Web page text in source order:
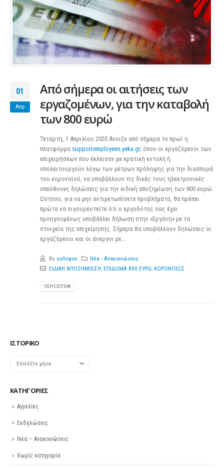
01
Απρ
Από σήμερα οι αιτήσεις των
εργαζομένων, για την καταβολή
των 800 ευρώ
Τετάρτη, 1 Απριλίου 2020 Άνοιξε από σήμερα το πρωί η
πλατφόρμα supportemployees.yeka.gr, όπου οι εργαζόμενοι των
επιχειρήσεων που έκλεισαν με κρατική εντολή ή
υπολειτουργούν λόγω των μέτρων πρόληψης για την διασπορά
του κορονοϊού, να υποβάλλουν τις δικές τους ηλεκτρονικές
υπεύθυνες δηλώσεις για την ειδική αποζημίωση των 800 ευρώ.
Ωστόσο, για να μην αντιμετωπίσετε προβλήματα, θα πρέπει
πρώτα να σιγουρευτείτε ότι ο εργοδότης σας έχει
προηγουμένως υποβάλλει δήλωση στην «Εργάνη» με τα
στοιχεία της επιχείρησης. Σήμερα θα υποβάλλουν δηλώσεις οι
εργαζόμενοι και οι άνεργοι με...
By sullogos
Νέα - Ανακοινώσεις
ΕΙΔΙΚΗ ΑΠΟΖΗΜΙΩΣΗ ΕΠΙΔΟΜΑ 800 ΕΥΡΩ ΚΟΡΟΝΟΪΟΣ
ΠΕΡΙΣΣΌΤΕΡΑ
ΙΣΤΟΡΙΚΌ
KΑΤΗΓΟΡΊΕΣ
Αγγελίες
Εκδηλώσεις
Νέα – Ανακοινώσεις
Χωρίς κατηγορία